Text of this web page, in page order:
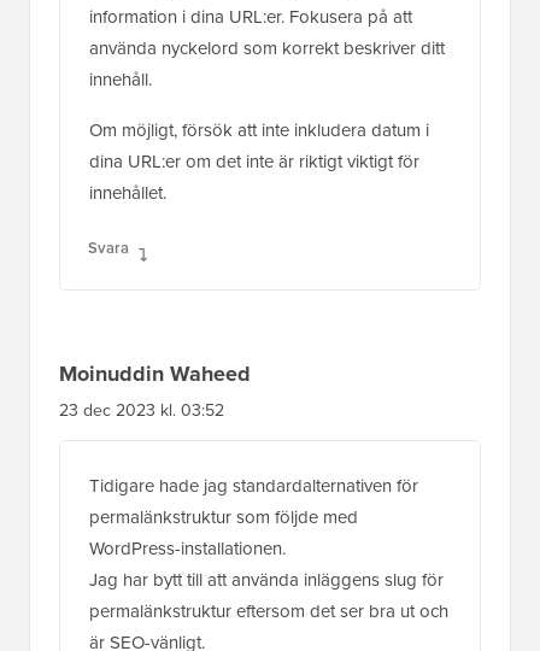
information i dina URL:er. Fokusera på att
använda nyckelord som korrekt beskriver ditt
innehåll.
Om möjligt, försök att inte inkludera datum i
dina URL:er om det inte är riktigt viktigt för
innehållet.
Svara
Moinuddin Waheed
23 dec 2023 kl. 03:52
Tidigare hade jag standardalternativen för
permalänkstruktur som följde med
WordPress-installationen.
Jag har bytt till att använda inläggens slug för
permalänkstruktur eftersom det ser bra ut och
är SEO-vänligt.